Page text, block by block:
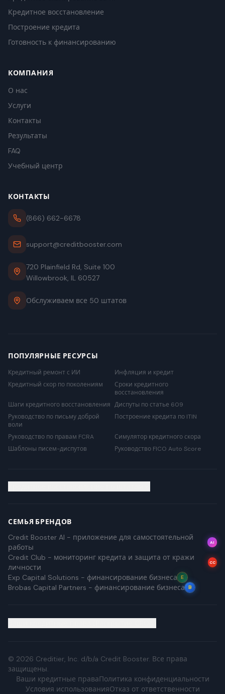
Кредитное восстановление
Построение кредита
Готовность к финансированию
КОМПАНИЯ
О нас
Услуги
Контакты
Результаты
FAQ
Учебный центр
КОНТАКТЫ
(866) 662-6678
support@creditbooster.com
720 Plainfield Rd, Suite 100
Willowbrook, IL 60527
Обслуживаем все 50 штатов
ПОПУЛЯРНЫЕ РЕСУРСЫ
Кредитный ремонт с ИИ
Инфляция и кредит
Кредитный скор по поколениям
Сроки кредитного
восстановления
Шаги кредитного восстановления Диспуты по статье 609
Руководство по письму доброй
воли
Построение кредита по ITIN
Руководство по правам FCRA
Симулятор кредитного скора
Шаблоны писем-диспутов
Руководство FICO Auto Score
СЕМЬЯ БРЕНДОВ
Credit Booster AI - приложение для самостоятельной
работы
AI
Credit Club - мониторинг кредита и защита от кражи
личности
CC
Exp Capital Solutions - финансирование бизнеса E
Brobas Capital Partners - финансирование бизнеса B
© 2026 Creditier, Inc. d/b/a Credit Booster. Все права
защищены.
Ваши кредитные праваПолитика конфиденциальности
Условия использованияОтказ от ответственности